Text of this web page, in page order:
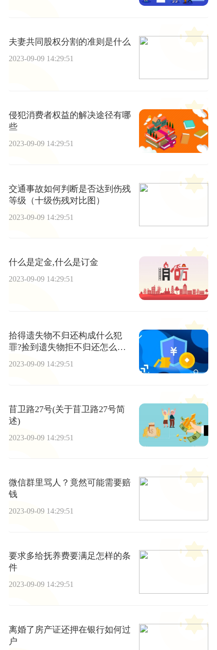
夫妻共同股权分割的准则是什么
2023-09-09 14:29:51
侵犯消费者权益的解决途径有哪
些
2023-09-09 14:29:51
交通事故如何判断是否达到伤残
等级（十级伤残对比图）
2023-09-09 14:29:51
什么是定金,什么是订金
2023-09-09 14:29:51
拾得遗失物不归还构成什么犯
罪?捡到遗失物拒不归还怎么处
理?
2023-09-09 14:29:51
苜卫路27号(关于苜卫路27号简
述)
2023-09-09 14:29:51
微信群里骂人？竟然可能需要赔
钱
2023-09-09 14:29:51
要求多给抚养费要满足怎样的条
件
2023-09-09 14:29:51
离婚了房产证还押在银行如何过
户